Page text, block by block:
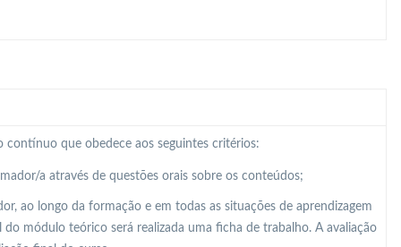
contínuo que obedece aos seguintes critérios:
a através de questões orais sobre os conteúdos;
ao longo da formação e em todas as situações de aprendizagem
módulo teórico será realizada uma ficha de trabalho. A avaliação